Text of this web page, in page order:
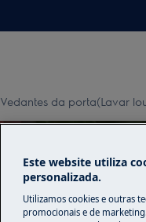
Vedantes da porta(Lavar
Este website utiliza
personalizada.
Utilizamos cookies e outras
promocionais e de